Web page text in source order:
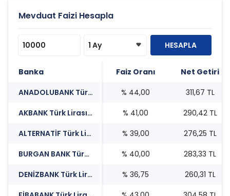
Mevduat Faizi Hesapla
HESAPLA
Banka Faiz Oranı
Net Getiri
ANADOLUBANK Türk Lirası Mevduat Faizi
% 44,00
311,67 TL
AKBANK Türk Lirası Mevduat Faizi
% 41,00
290,42 TL
ALTERNATİF Türk Lirası Mevduat Faizi
% 39,00
276,25 TL
BURGAN BANK Türk Lirası Mevduat Faizi
% 40,00
283,33 TL
DENİZBANK Türk Lirası Mevduat Faizi
% 36,75
260,31 TL